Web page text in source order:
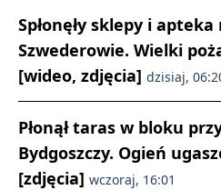
Spłonęły sklepy i
Szwederowie. Wielki
[wideo, zdjęcia] dzisiaj,
Płonął taras w bloku
Bydgoszczy. Ogień
[zdjęcia] wczoraj, 16:01